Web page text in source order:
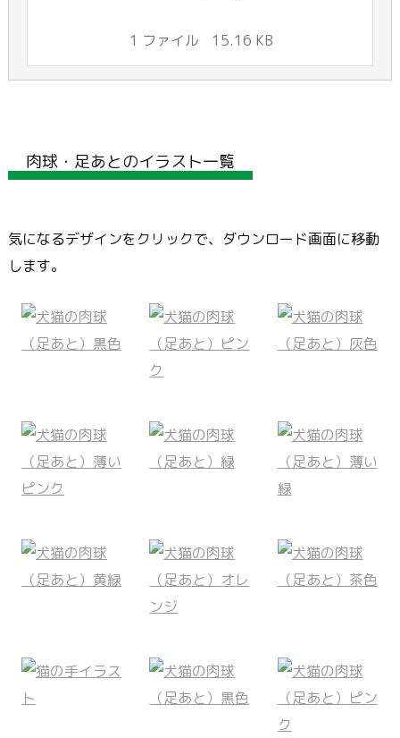
1 ファイル 15.16 KB
肉球・足あとのイラスト一覧
気になるデザインをクリックで、ダウンロード画面に移動
します。